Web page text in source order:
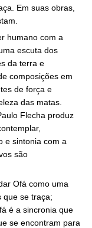
Em suas obras,
humano com a
escuta dos
da terra e
composições em
de força e
das matas.
Flecha produz
e sintonia com a
são
Ofá como uma
que se traça;
é a sincronia que
se encontram para